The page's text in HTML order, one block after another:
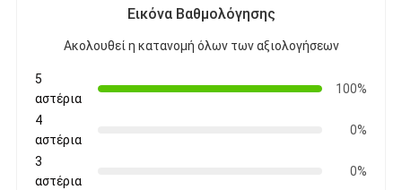
Εικόνα Βαθμολόγησης
Ακολουθεί η κατανομή όλων των αξιολογήσεων
5
αστέρια
100%
4
αστέρια
0%
3
αστέρια
0%